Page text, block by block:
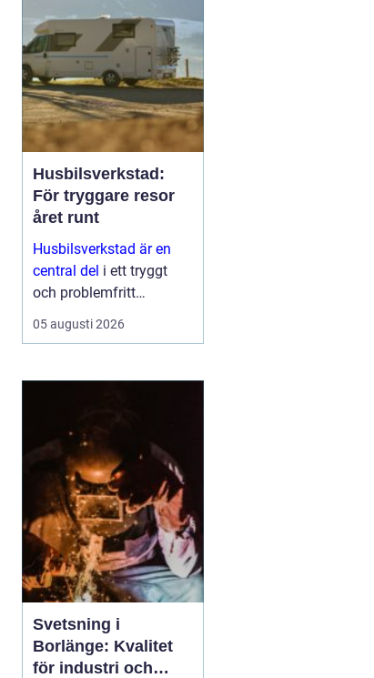
behöver golvet vara mer
än bara en slityta. Golvet
ska tåla tung trafi...
Husbilsverkstad:
För tryggare resor
året runt
Husbilsverkstad är en
central del i ett tryggt
och problemfritt
husbilsliv. När en husbil
används som både
05 augusti 2026
Svetsning i
Borlänge: Kvalitet
för industri och